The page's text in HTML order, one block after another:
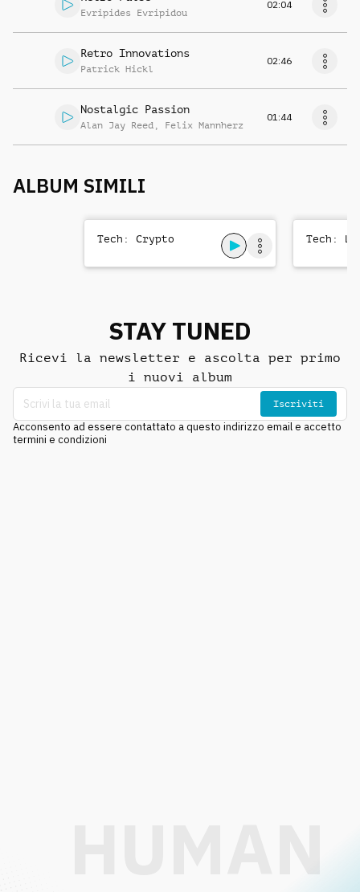
Evripides Evripidou
02:04
Retro Innovations
Patrick Hickl
02:46
Nostalgic Passion
Alan Jay Reed , Felix Mannherz
01:44
ALBUM SIMILI
Tech: Crypto Tech:
STAY TUNED
Ricevi la newsletter e ascolta per primo
i nuovi album
Iscriviti
Acconsento ad essere contattato a questo indirizzo email e accetto
termini e condizioni